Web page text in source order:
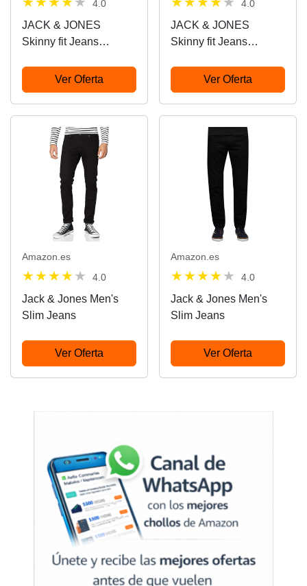
4.0
JACK & JONES
Skinny fit Jeans
009 50SPS Noos
Skinny fit Jeans
Ver Oferta
4.0
JACK & JONES
Skinny fit Jeans
009 50SPS Noos
Skinny fit Jeans
Ver Oferta
Amazon.es
4.0
Jack & Jones Men's
Slim Jeans
Ver Oferta
Amazon.es
4.0
Jack & Jones Men's
Slim Jeans
Ver Oferta